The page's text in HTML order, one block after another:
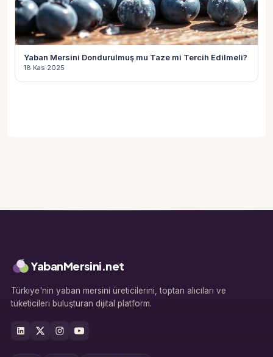
Yaban Mersini Dondurulmuş mu Taze mi Tercih Edilmeli?
18 Kas 2025
YabanMersini.net
Türkiye'nin yaban mersini üreticilerini, toptan alıcıları ve
tüketicileri buluşturan dijital platform.